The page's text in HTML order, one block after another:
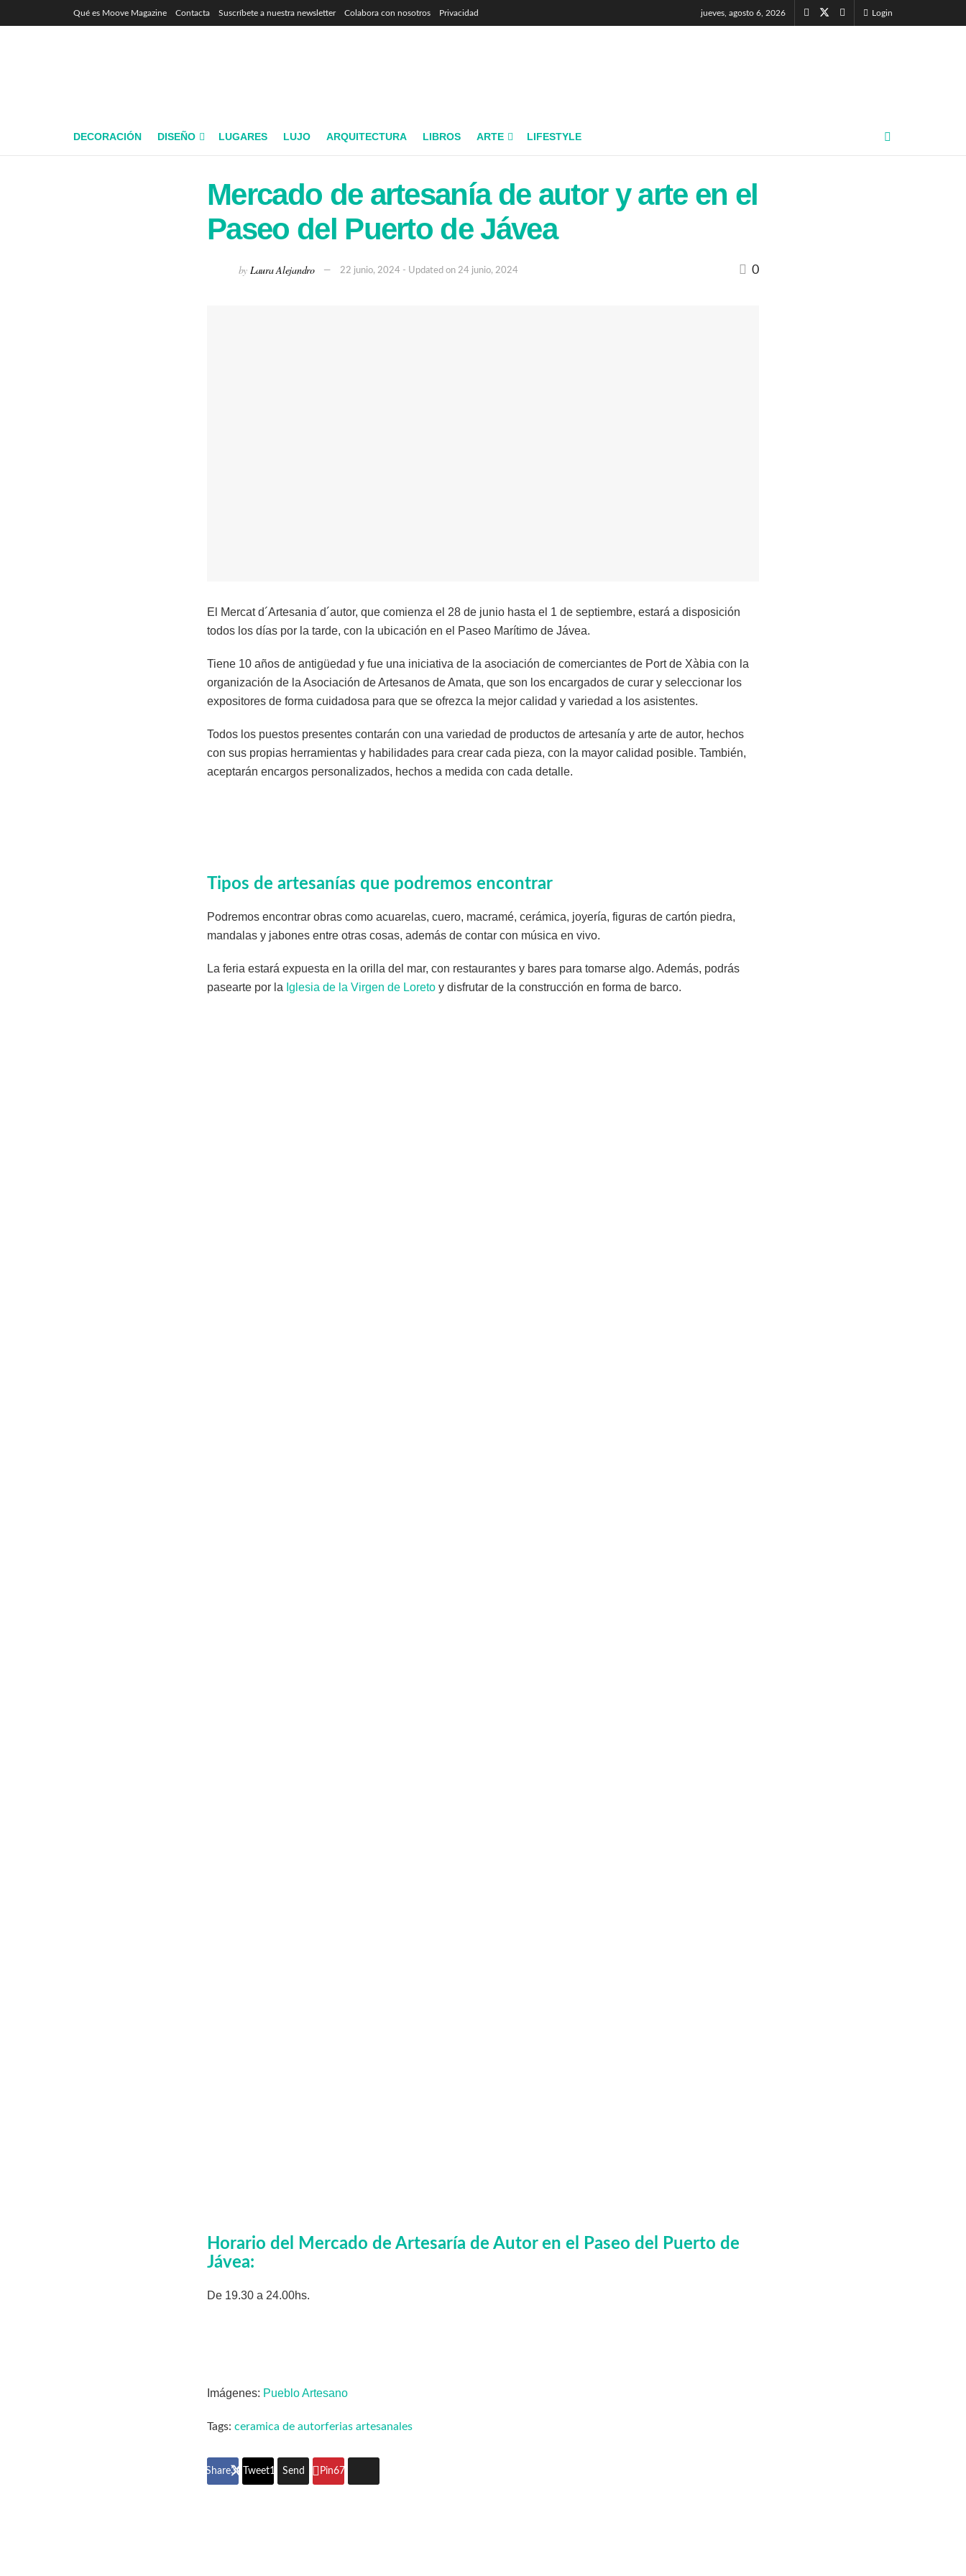
Qué es Moove Magazine Contacta Suscríbete a nuestra newsletter Colabora con nosotros Privacidad jueves, agosto 6, 2026 Login
DECORACIÓN DISEÑO LUGARES LUJO ARQUITECTURA LIBROS ARTE LIFESTYLE
Mercado de artesanía de autor y arte en el
Paseo del Puerto de Jávea
by Laura Alejandro 22 junio, 2024 - Updated on 24 junio, 2024 0
El Mercat d´Artesania d´autor, que comienza el 28 de junio hasta el 1 de septiembre, estará a disposición
todos los días por la tarde, con la ubicación en el Paseo Marítimo de Jávea.
Tiene 10 años de antigüedad y fue una iniciativa de la asociación de comerciantes de Port de Xàbia con la
organización de la Asociación de Artesanos de Amata, que son los encargados de curar y seleccionar los
expositores de forma cuidadosa para que se ofrezca la mejor calidad y variedad a los asistentes.
Todos los puestos presentes contarán con una variedad de productos de artesanía y arte de autor, hechos
con sus propias herramientas y habilidades para crear cada pieza, con la mayor calidad posible. También,
aceptarán encargos personalizados, hechos a medida con cada detalle.
Tipos de artesanías que podremos encontrar
Podremos encontrar obras como acuarelas, cuero, macramé, cerámica, joyería, figuras de cartón piedra,
mandalas y jabones entre otras cosas, además de contar con música en vivo.
La feria estará expuesta en la orilla del mar, con restaurantes y bares para tomarse algo. Además, podrás
pasearte por la Iglesia de la Virgen de Loreto y disfrutar de la construcción en forma de barco.
Horario del Mercado de Artesaría de Autor en el Paseo del Puerto de
Jávea:
De 19.30 a 24.00hs.
Imágenes: Pueblo Artesano
Tags: ceramica de autorferias artesanales
Share300 Tweet187Send Pin67